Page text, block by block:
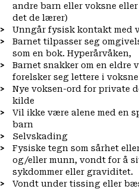
andre barn eller voksne
det de lærer)
Unngår fysisk kontakt med
Barnet tilpasser seg
som en bok. Hyperårvåken,
Barnet snakker om en eldre
forelsker seg lettere i
Nye voksen-ord for private
kilde
Vil ikke være alene med en
barn
Selvskading
Fysiske tegn som sårhet
og/eller munn, vondt for å
sykdommer eller graviditet.
Vondt under tissing eller